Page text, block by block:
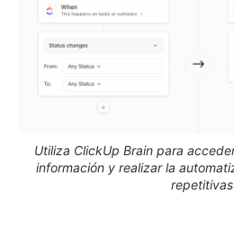
Utiliza ClickUp Brain para
información y realizar la
repetitivas